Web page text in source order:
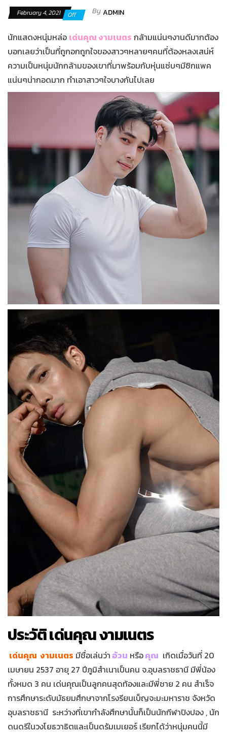
February 4, 2021 Off ByADMIN
นักแสดงหนุ่มหล่อ เด่นคุณ งามเนตร กล้ามแน่นๆงานดีมากต้อง
บอกเลยว่าเป็นที่ถูกอกถูกใจของสาวๆหลายๆคนที่ต้องหลงเสน่ห์
ความเป็นหนุ่มนักกล้ามของเขาที่มาพร้อมกับหุ่นแซ่บๆมีซิกแพค
แน่นๆน่ากอดมาก ทำเอาสาวๆใจบางกันไปเลย
ประวัติ เด่นคุณ งามเนตร
เด่นคุณ งามเนตร มีชื่อเล่นว่า อ้วน หรือคุณ เกิดเมื่อวันที่ 20
เมษายน 2537 อายุ 27 ปีภูมิสำเนาเป็นคน จ.อุบลราชธานี มีพี่น้อง
ทั้งหมด 3 คน เด่นคุณเป็นลูกคนสุดท้องและมีพี่ชาย 2 คน สำเร็จ
การศึกษาระดับมัธยมศึกษาจากโรงรียนเบ็ญจะมะมหาราช จังหวัด
อุบลราชธานี ระหว่างที่เขากำลังศึกษานั้นก็เป็นนักกีฬาปิงปอง , นัก
ดนดรีในวงโยธวาธิตและเป็นดรัมเมเยอร์ เรียกได้ว่าหนุ่มคนนี้มี